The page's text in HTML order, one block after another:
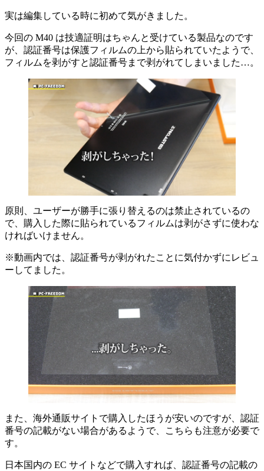
実は編集している時に初めて気がきました。
今回の M40 は技適証明はちゃんと受けている製品なのです
が、認証番号は保護フィルムの上から貼られていたようで、
フィルムを剥がすと認証番号まで剥がれてしまいました…。
原則、ユーザーが勝手に張り替えるのは禁止されているの
で、購入した際に貼られているフィルムは剥がさずに使わな
ければいけません。
※動画内では、認証番号が剥がれたことに気付かずにレビュ
ーしてました。
また、海外通販サイトで購入したほうが安いのですが、認証
番号の記載がない場合があるようで、こちらも注意が必要で
す。
日本国内の EC サイトなどで購入すれば、認証番号の記載の